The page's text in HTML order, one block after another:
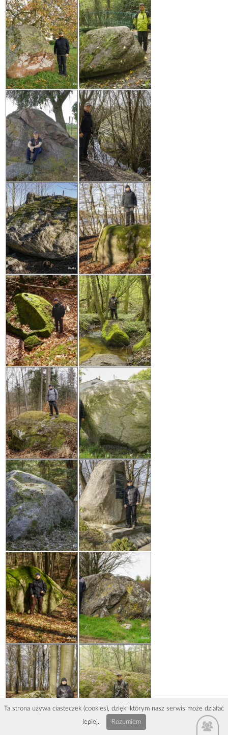
Ta strona używa ciasteczek (cookies), dzięki którym nasz serwis może działać
lepiej.
Rozumiem